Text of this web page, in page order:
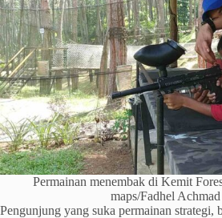
Permainan menembak di Kemit
maps/Fadhel Achmad
Pengunjung yang suka permainan strategi,